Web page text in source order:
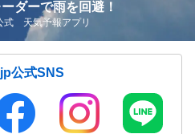
ダーで雨を回避！
式 天気予報アプリ
公式SNS